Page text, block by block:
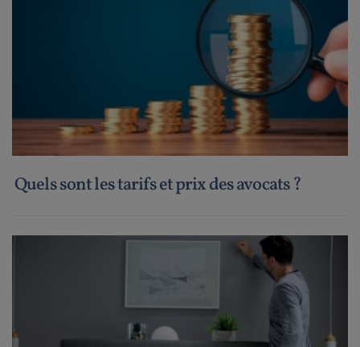
Quels sont les tarifs et prix des avocats ?